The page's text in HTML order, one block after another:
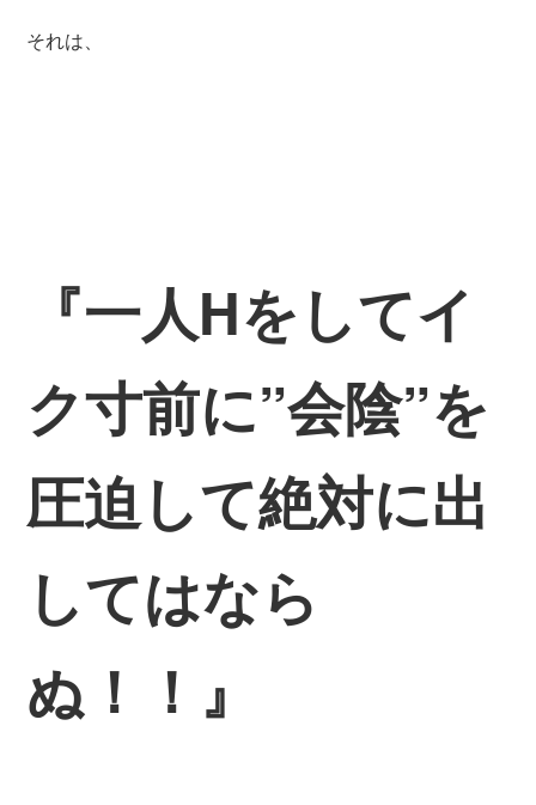
それは、
『一人Hをしてイ
ク寸前に”会陰”を
圧迫して絶対に出
してはなら
ぬ！！』